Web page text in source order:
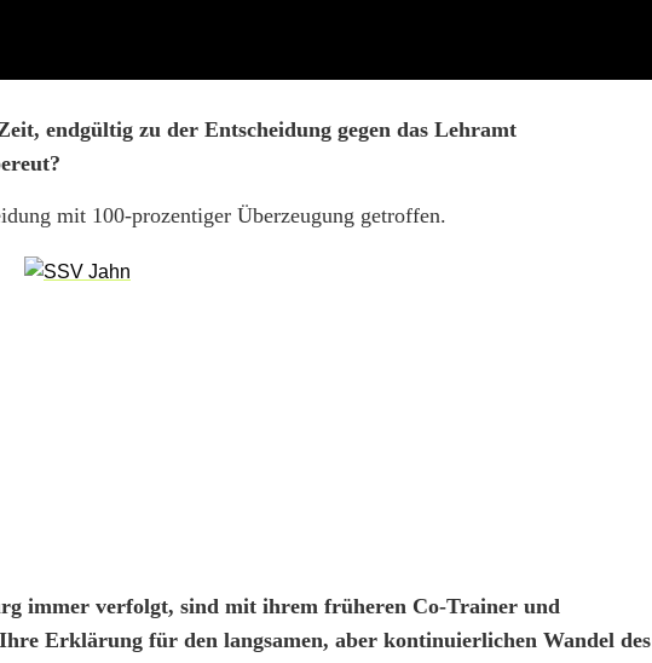
endgültig zu der Entscheidung gegen das Lehramt
mit 100-prozentiger Überzeugung getroffen.
immer verfolgt, sind mit ihrem früheren Co-Trainer und
Erklärung für den langsamen, aber kontinuierlichen Wandel des